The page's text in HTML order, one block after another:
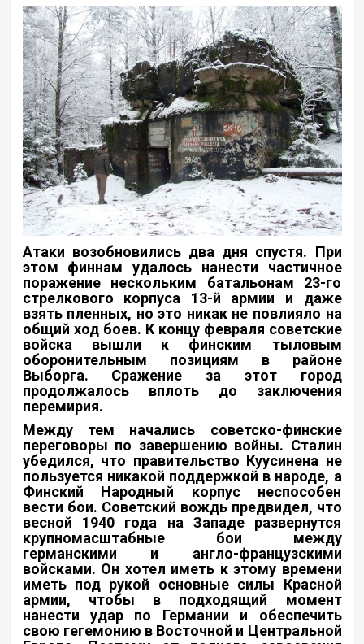
Атаки возобновились два дня спустя. При
этом финнам удалось нанести частичное
поражение нескольким батальонам 23-го
стрелкового корпуса 13-й армии и даже
взять пленных, но это никак не повлияло на
общий ход боев. К концу февраля советские
войска вышли к финским тыловым
оборонительным позициям в районе
Выборга. Сражение за этот город
продолжалось вплоть до заключения
перемирия.
Между тем начались советско-финские
переговоры по завершению войны. Сталин
убедился, что правительство Куусинена не
пользуется никакой поддержкой в народе, а
Финский Народный корпус неспособен
вести бои. Советский вождь предвидел, что
весной 1940 года на Западе развернутся
крупномасштабные бои между
германскими и англо-французскими
войсками. Он хотел иметь к этому времени
иметь под рукой основные силы Красной
армии, чтобы в подходящий момент
нанести удар по Германии и обеспечить
свою гегемонию в Восточной и Центральной